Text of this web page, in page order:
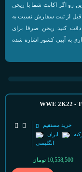
رو اگر اکانت شما با ریجن
قبل از ثبت سفارش نسبت به
دقت کنید ریجن صرفا برای
به آیپی کشور اشاره شده
WWE 2K22 -
خرید مستقیم
ایران
انگلیسی
10,558,500 تومان